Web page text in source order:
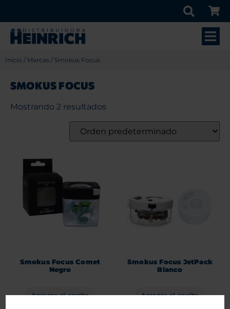
Inicio / Marcas / Smokus Focus
SMOKUS FOCUS
Mostrando 2 resultados
Smokus Focus Comet
Negro
Agregar al carrito
Smokus Focus JetPack
Blanco
Agregar al carrito